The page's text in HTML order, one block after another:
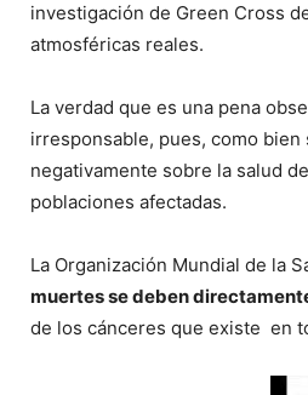
investigación de Green Cross
atmosféricas reales.
La verdad que es una pena
irresponsable, pues, como bien
negativamente sobre la salud
poblaciones afectadas.
La Organización Mundial de la
muertes se deben
de los cánceres que existe en